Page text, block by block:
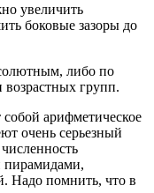
увеличить
боковые зазоры до
либо по
групп.
арифметическое
очень серьезный
пирамидами,
Надо помнить, что в